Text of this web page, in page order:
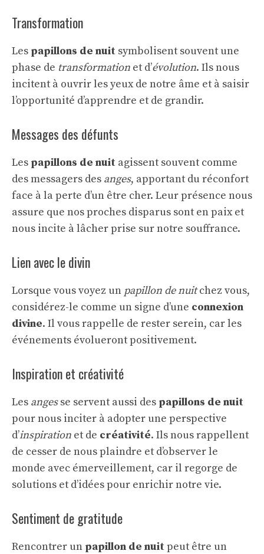
Transformation
Les papillons de nuit symbolisent souvent une
phase de transformation et d’évolution. Ils nous
incitent à ouvrir les yeux de notre âme et à saisir
l’opportunité d’apprendre et de grandir.
Messages des défunts
Les papillons de nuit agissent souvent comme
des messagers des anges, apportant du réconfort
face à la perte d’un être cher. Leur présence nous
assure que nos proches disparus sont en paix et
nous incite à lâcher prise sur notre souffrance.
Lien avec le divin
Lorsque vous voyez un papillon de nuitchez vous,
considérez-le comme un signe d’une connexion
divine. Il vous rappelle de rester serein, car les
événements évolueront positivement.
Inspiration et créativité
Les angesse servent aussi des papillons de nuit
pour nous inciter à adopter une perspective
d’inspiration et de créativité. Ils nous rappellent
de cesser de nous plaindre et d’observer le
monde avec émerveillement, car il regorge de
solutions et d’idées pour enrichir notre vie.
Sentiment de gratitude
Rencontrer un papillon de nuit peut être un